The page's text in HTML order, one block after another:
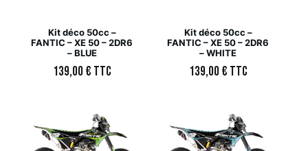
Kit déco 50cc –
FANTIC – XE 50 – 2DR6
– BLUE
139,00€ TTC
Kit déco 50cc –
FANTIC – XE 50 – 2DR6
– WHITE
139,00€ TTC